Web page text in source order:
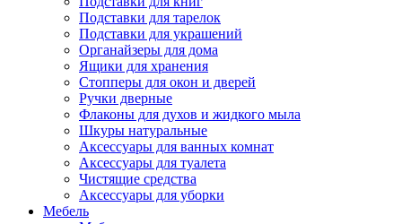
Подставки для тарелок
Подставки для украшений
Органайзеры для дома
Ящики для хранения
Стопперы для окон и дверей
Ручки дверные
Флаконы для духов и жидкого мыла
Шкуры натуральные
Аксессуары для ванных комнат
Аксессуары для туалета
Чистящие средства
Аксессуары для уборки
Мебель